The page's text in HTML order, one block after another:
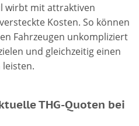
wirbt mit attraktiven
Kosten. So können
Fahrzeugen unkompliziert
und gleichzeitig einen
leisten.
THG-Quoten bei